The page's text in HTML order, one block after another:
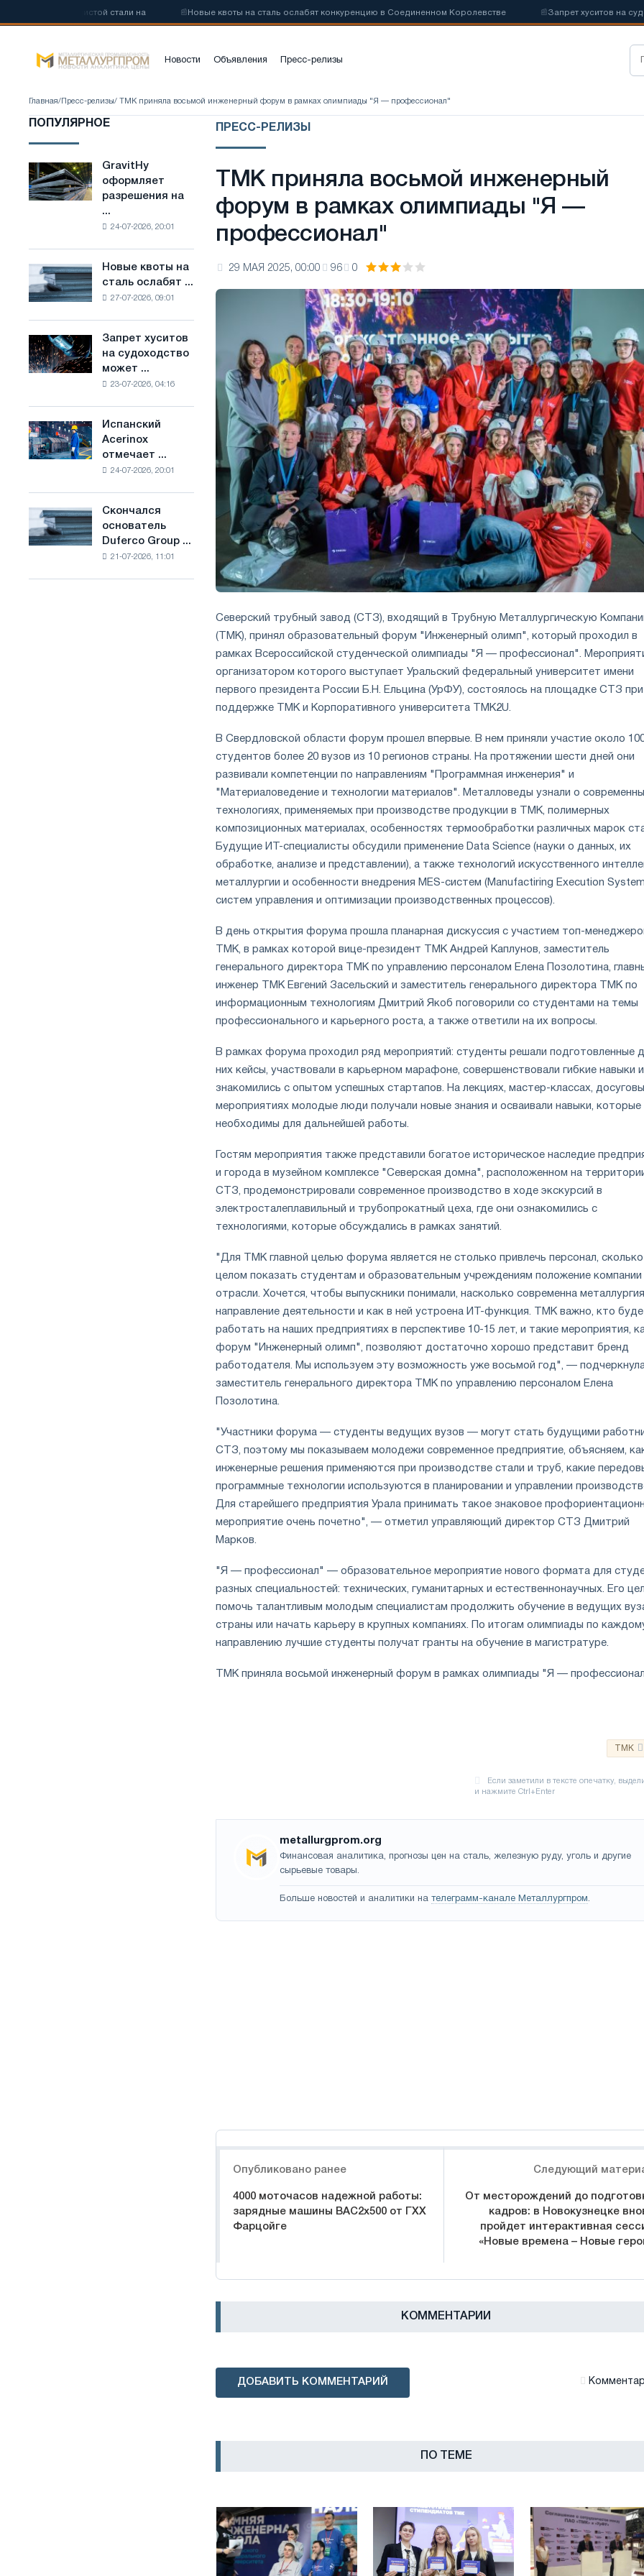
стали на Новые квоты на сталь ослабят конкуренцию в Соединенном Королевстве Запрет хуситов на
Новости Объявления Пресс-релизы
Главная/ Пресс-релизы/ ТМК приняла восьмой инженерный форум в рамках олимпиады "Я — профессионал"
ПОПУЛЯРНОЕ
GravitHy
оформляет
разрешения
строительство
производству
низкоуглеродистой
на
основе
водорода
во
GravitHy
оформляет
разрешения на
...
24-07-2026, 20:01
Новые
квоты
на
конкуренцию
в
Новые квоты на
сталь ослабят ...
27-07-2026, 09:01
Запрет
хуситов
на
импорт
Саудовской
Запрет хуситов
на судоходство
может ...
23-07-2026, 04:16
Испанский
Acerinox
отмечает
положительную
втором
полугодии
мерам
Испанский
Acerinox
отмечает ...
24-07-2026, 20:01
Скончался
основатель
Duferco
Скончался
основатель
Duferco Group ...
21-07-2026, 11:01
ПРЕСС-РЕЛИЗЫ
ТМК приняла восьмой инженерный
форум в рамках олимпиады "Я —
профессионал"
29 МАЯ 2025, 00:00 96 0
Северский трубный завод (СТЗ), входящий в Трубную Металлургическую
(ТМК), принял образовательный форум "Инженерный олимп", который проходил в
рамках Всероссийской студенческой олимпиады "Я — профессионал".
организатором которого выступает Уральский федеральный университет имени
первого президента России Б.Н. Ельцина (УрФУ), состоялось на площадке СТЗ при
поддержке ТМК и Корпоративного университета ТМК2U.
В Свердловской области форум прошел впервые. В нем приняли участие около
студентов более 20 вузов из 10 регионов страны. На протяжении шести дней они
развивали компетенции по направлениям "Программная инженерия" и
"Материаловедение и технологии материалов". Металловеды узнали о
технологиях, применяемых при производстве продукции в ТМК, полимерных
композиционных материалах, особенностях термообработки различных марок
Будущие ИТ-специалисты обсудили применение Data Science (науки о данных, их
обработке, анализе и представлении), а также технологий искусственного
металлургии и особенности внедрения MES-систем (Manufactiring Execution
систем управления и оптимизации производственных процессов).
В день открытия форума прошла планарная дискуссия с участием топ-
ТМК, в рамках которой вице-президент ТМК Андрей Каплунов, заместитель
генерального директора ТМК по управлению персоналом Елена Позолотина,
инженер ТМК Евгений Засельский и заместитель генерального директора ТМК по
информационным технологиям Дмитрий Якоб поговорили со студентами на темы
профессионального и карьерного роста, а также ответили на их вопросы.
В рамках форума проходил ряд мероприятий: студенты решали подготовленные
них кейсы, участвовали в карьерном марафоне, совершенствовали гибкие навыки и
знакомились с опытом успешных стартапов. На лекциях, мастер-классах,
мероприятиях молодые люди получали новые знания и осваивали навыки, которые
необходимы для дальнейшей работы.
Гостям мероприятия также представили богатое историческое наследие
и города в музейном комплексе "Северская домна", расположенном на
СТЗ, продемонстрировали современное производство в ходе экскурсий в
электросталеплавильный и трубопрокатный цеха, где они ознакомились с
технологиями, которые обсуждались в рамках занятий.
"Для ТМК главной целью форума является не столько привлечь персонал,
целом показать студентам и образовательным учреждениям положение компании
отрасли. Хочется, чтобы выпускники понимали, насколько современна
направление деятельности и как в ней устроена ИТ-функция. ТМК важно, кто
работать на наших предприятиях в перспективе 10-15 лет, и такие мероприятия,
форум "Инженерный олимп", позволяют достаточно хорошо представит бренд
работодателя. Мы используем эту возможность уже восьмой год", —
заместитель генерального директора ТМК по управлению персоналом Елена
Позолотина.
"Участники форума — студенты ведущих вузов — могут стать будущими
СТЗ, поэтому мы показываем молодежи современное предприятие, объясняем,
инженерные решения применяются при производстве стали и труб, какие
программные технологии используются в планировании и управлении
Для старейшего предприятия Урала принимать такое знаковое
мероприятие очень почетно", — отметил управляющий директор СТЗ Дмитрий
Марков.
"Я — профессионал" — образовательное мероприятие нового формата для
разных специальностей: технических, гуманитарных и естественнонаучных. Его
помочь талантливым молодым специалистам продолжить обучение в ведущих
страны или начать карьеру в крупных компаниях. По итогам олимпиады по
направлению лучшие студенты получат гранты на обучение в магистратуре.
ТМК приняла восьмой инженерный форум в рамках олимпиады "Я —
TMK
metallurgprom.org
Финансовая аналитика, прогнозы цен на сталь, железную руду, уголь и другие
сырьевые товары.
Больше новостей и аналитики на телеграмм-канале Металлургпром.
Опубликовано ранее
4000 моточасов надежной работы:
зарядные машины BAC2х500 от ГХХ
Фарцойге
Следующий
От месторождений до
кадров: в Новокузнецке
пройдет интерактивная
«Новые времена – Новые
КОММЕНТАРИИ
ДОБАВИТЬ КОММЕНТАРИЙ
ПО ТЕМЕ